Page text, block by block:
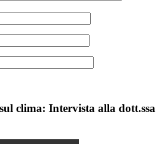
clima: Intervista alla dott.ssa